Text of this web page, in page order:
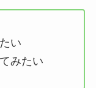
い
みたい